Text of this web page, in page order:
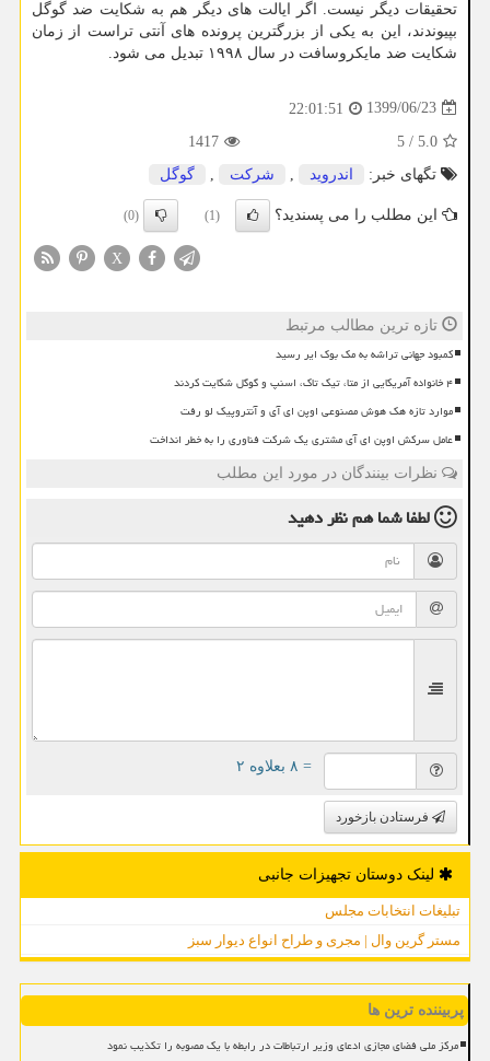
تحقیقات دیگر نیست. اگر ایالت های دیگر هم به شکایت ضد گوگل
بپیوندند، این به یکی از بزرگترین پرونده های آنتی تراست از زمان
شکایت ضد مایکروسافت در سال ۱۹۹۸ تبدیل می شود.
1399/06/23
22:01:51
5.0
/
5
1417
تگهای خبر:
اندروید شركت گوگل
این مطلب را می پسندید؟ (1)
(0)
X
تازه ترین مطالب مرتبط
کمبود جهانی تراشه به مک بوک ایر رسید
۴ خانواده آمریکایی از متا، تیک تاک، اسنپ و گوگل شکایت کردند
موارد تازه هک هوش مصنوعی اوپن ای آی و آنتروپیک لو رفت
عامل سرکش اوپن ای آی مشتری یک شرکت فناوری را به خطر انداخت
نظرات بینندگان در مورد این مطلب
لطفا شما همنظر دهید
= ۸ بعلاوه ۲
فرستادن بازخورد
لینک دوستان تجهیزات جانبی
تبلیغات انتخابات مجلس
مستر گرین وال | مجری و طراح انواع دیوار سبز
پربیننده ترین ها
مرکز ملی فضای مجازی ادعای وزیر ارتباطات در رابطه با یک مصوبه را تکذیب نمود